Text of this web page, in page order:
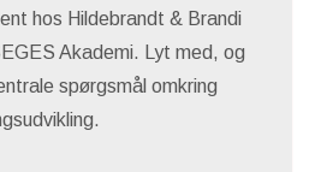
hos Hildebrandt & Brandi
Akademi. Lyt med, og
spørgsmål omkring